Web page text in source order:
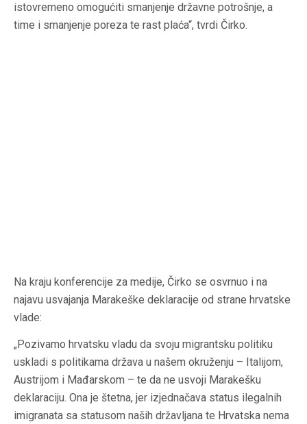
istovremeno omogućiti smanjenje državne potrošnje, a
time i smanjenje poreza te rast plaća“, tvrdi Čirko.
Na kraju konferencije za medije, Čirko se osvrnuo i na
najavu usvajanja Marakeške deklaracije od strane hrvatske
vlade:
„Pozivamo hrvatsku vladu da svoju migrantsku politiku
uskladi s politikama država u našem okruženju – Italijom,
Austrijom i Mađarskom – te da ne usvoji Marakešku
deklaraciju. Ona je štetna, jer izjednačava status ilegalnih
imigranata sa statusom naših državljana te Hrvatska nema